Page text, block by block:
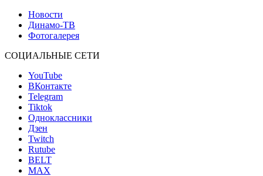
Новости
Динамо-ТВ
Фотогалерея
СОЦИАЛЬНЫЕ СЕТИ
YouTube
ВКонтакте
Telegram
Tiktok
Одноклассники
Дзен
Twitch
Rutube
BELT
MAX